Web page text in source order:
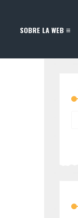
SOBRE LA WEB